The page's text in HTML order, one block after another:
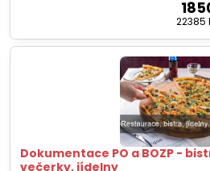
22385
Dokumentace PO a BOZP -
večerky, jídelny